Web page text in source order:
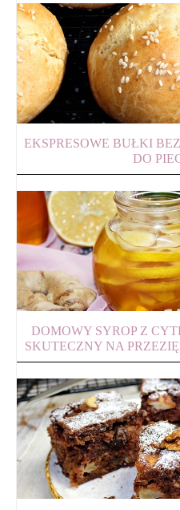
EKSPRESOWE BUŁKI
DO
DOMOWY SYROP Z
SKUTECZNY NA